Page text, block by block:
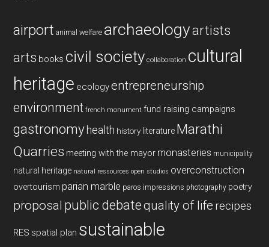
airport animal welfare archaeologyartists
arts books civil society collaboration cultural
heritage ecologyentrepreneurship
environment french monument fund raising campaigns
gastronomy health history literature Marathi
Quarries meeting with the mayor monasteries municipality
natural heritage natural ressources open studios overconstruction
overtourism parian marble paros impressions photography poetry
proposal public debatequality of life recipes
RES spatial plan sustainable